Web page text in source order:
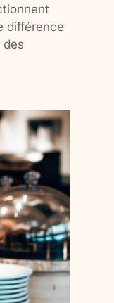
différence
des